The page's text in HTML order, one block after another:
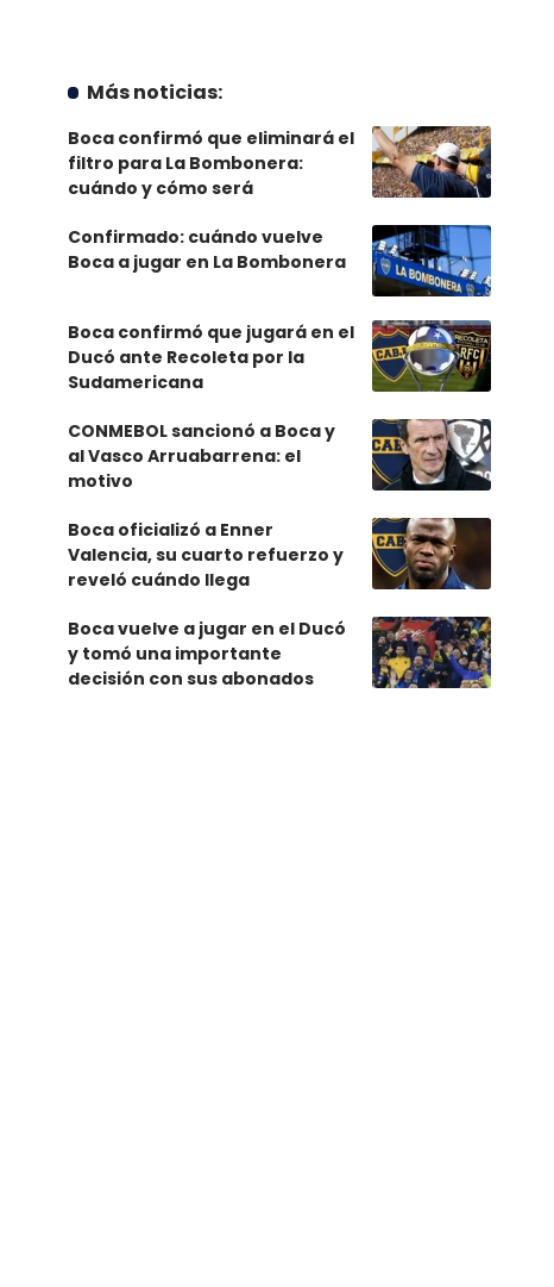
Más noticias:
Boca confirmó que eliminará el
filtro para La Bombonera:
cuándo y cómo será
Confirmado: cuándo vuelve
Boca a jugar en La Bombonera
Boca confirmó que jugará en el
Ducó ante Recoleta por la
Sudamericana
CONMEBOL sancionó a Boca y
al Vasco Arruabarrena: el
motivo
Boca oficializó a Enner
Valencia, su cuarto refuerzo y
reveló cuándo llega
Boca vuelve a jugar en el Ducó
y tomó una importante
decisión con sus abonados